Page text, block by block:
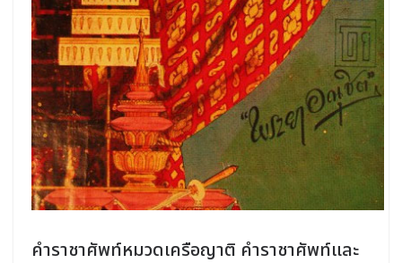
คําราชาศัพท์หมวดเครือญาติ คําราชาศัพท์และ